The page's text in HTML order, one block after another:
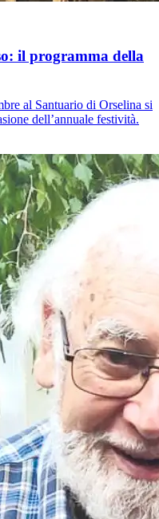
il programma della
al Santuario di Orselina si
dell’annuale festività.